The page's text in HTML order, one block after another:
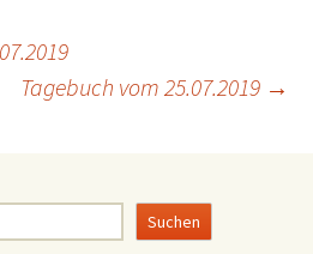
Tagebuch vom 25.07.2019 →
Suchen